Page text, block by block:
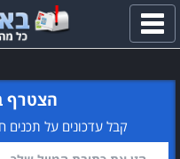
פתח
תפריט
הצטרף
קבל עדכונים על תכנים